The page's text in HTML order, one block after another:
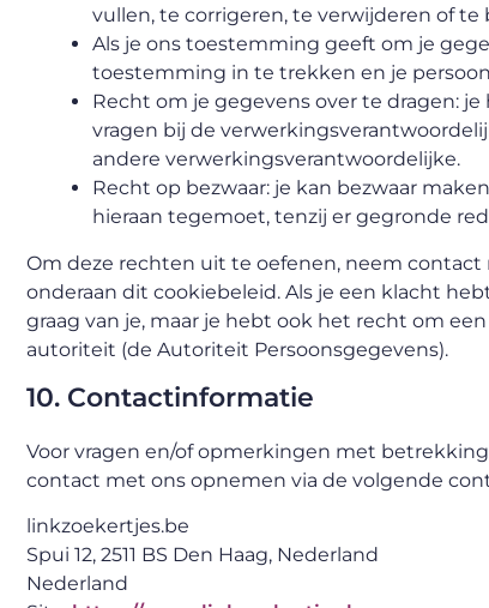
vullen, te corrigeren, te verwijderen of
Als je ons toestemming geeft om je
toestemming in te trekken en je
Recht om je gegevens over te dragen:
vragen bij de
andere verwerkingsverantwoordelijke.
Recht op bezwaar: je kan bezwaar
hieraan tegemoet, tenzij er gegronde
Om deze rechten uit te oefenen, neem
onderaan dit cookiebeleid. Als je een klacht
graag van je, maar je hebt ook het recht om
autoriteit (de Autoriteit Persoonsgegevens).
10. Contactinformatie
Voor vragen en/of opmerkingen met
contact met ons opnemen via de volgende
linkzoekertjes.be
Spui 12, 2511 BS Den Haag, Nederland
Nederland